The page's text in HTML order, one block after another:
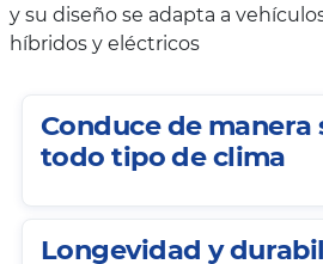
y su diseño se adapta a
híbridos y eléctricos
Conduce de manera
todo tipo de clima
Longevidad y